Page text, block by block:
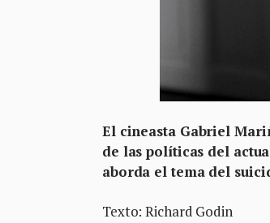
El cineasta Gabriel
de las políticas del
aborda el tema del
Texto: Richard Godin